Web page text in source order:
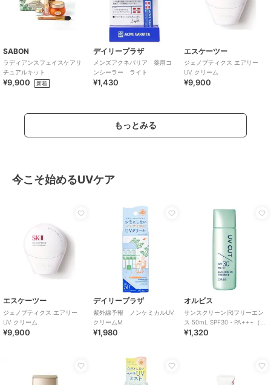
SABON
ラディアンスフェイスケアリ
チュアルキット
¥9,900 新着
デイリープラザ
メンズアクネバリア 薬用コ
ンシーラー ライト
¥1,430
エスケーツー
ジェノプティクス エアリー
UV クリーム
¥9,900
もっとみる
今こそ始めるUVケア
エスケーツー
ジェノプティクス エアリー
UV クリーム
¥9,900
デイリープラザ
紫外線予報 ノンケミカルUV
クリームM
¥1,980
オルビス
サンスクリーン(R)フリーエン
ス 50mL SPF30・PA+++（全
身用日焼け止め）
¥1,320